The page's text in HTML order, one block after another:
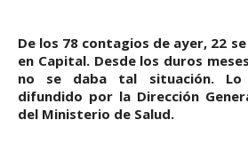
De los 78 contagios de ayer, 22
en Capital. Desde los duros
no se daba tal situación.
difundido por la Dirección
del Ministerio de Salud.